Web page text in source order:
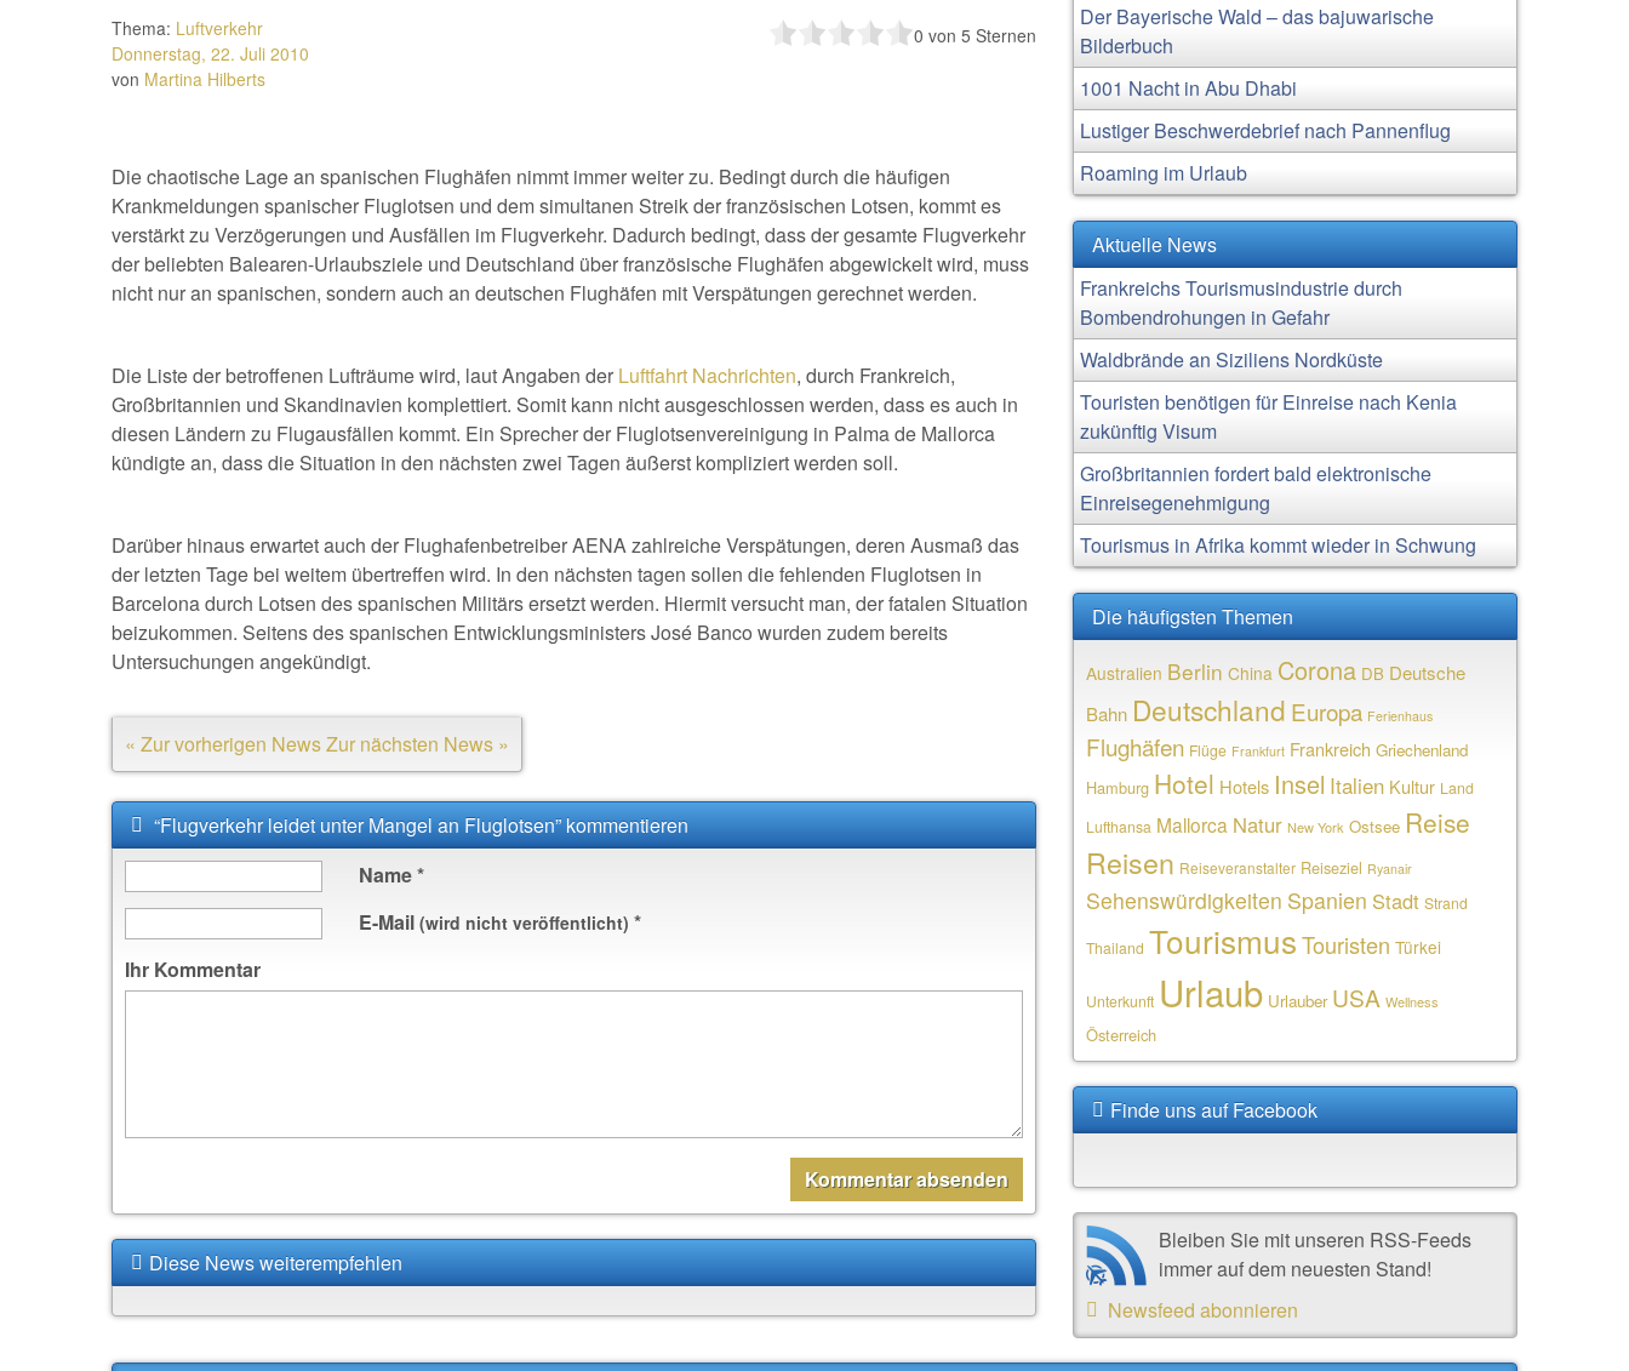
Thema: Luftverkehr
Donnerstag, 22. Juli 2010
von Martina Hilberts
0 von 5 Sternen
Die chaotische Lage an spanischen Flughäfen nimmt immer weiter zu. Bedingt durch die häufigen
Krankmeldungen spanischer Fluglotsen und dem simultanen Streik der französischen Lotsen, kommt es
verstärkt zu Verzögerungen und Ausfällen im Flugverkehr. Dadurch bedingt, dass der gesamte Flugverkehr
der beliebten Balearen-Urlaubsziele und Deutschland über französische Flughäfen abgewickelt wird, muss
nicht nur an spanischen, sondern auch an deutschen Flughäfen mit Verspätungen gerechnet werden.
Die Liste der betroffenen Lufträume wird, laut Angaben der Luftfahrt Nachrichten, durch Frankreich,
Großbritannien und Skandinavien komplettiert. Somit kann nicht ausgeschlossen werden, dass es auch in
diesen Ländern zu Flugausfällen kommt. Ein Sprecher der Fluglotsenvereinigung in Palma de Mallorca
kündigte an, dass die Situation in den nächsten zwei Tagen äußerst kompliziert werden soll.
Darüber hinaus erwartet auch der Flughafenbetreiber AENA zahlreiche Verspätungen, deren Ausmaß das
der letzten Tage bei weitem übertreffen wird. In den nächsten tagen sollen die fehlenden Fluglotsen in
Barcelona durch Lotsen des spanischen Militärs ersetzt werden. Hiermit versucht man, der fatalen Situation
beizukommen. Seitens des spanischen Entwicklungsministers José Banco wurden zudem bereits
Untersuchungen angekündigt.
« Zur vorherigen NewsZur nächsten News »
“Flugverkehr leidet unter Mangel an Fluglotsen” kommentieren
Name*
E-Mail (wird nicht veröffentlicht) *
Ihr Kommentar
Diese News weiterempfehlen
Der Bayerische Wald – das bajuwarische
Bilderbuch
1001 Nacht in Abu Dhabi
Lustiger Beschwerdebrief nach Pannenflug
Roaming im Urlaub
Aktuelle News
Frankreichs Tourismusindustrie durch
Bombendrohungen in Gefahr
Waldbrände an Siziliens Nordküste
Touristen benötigen für Einreise nach Kenia
zukünftig Visum
Großbritannien fordert bald elektronische
Einreisegenehmigung
Tourismus in Afrika kommt wieder in Schwung
Die häufigsten Themen
Australien Berlin China Corona DB Deutsche
Bahn Deutschland Europa Ferienhaus
Flughäfen Flüge Frankfurt Frankreich Griechenland
Hamburg Hotel Hotels Insel Italien Kultur Land
Lufthansa Mallorca Natur New York Ostsee Reise
Reisen Reiseveranstalter Reiseziel Ryanair
Sehenswürdigkeiten Spanien Stadt Strand
Thailand Tourismus Touristen Türkei
Unterkunft Urlaub Urlauber USA Wellness
Österreich
Finde uns auf Facebook
Bleiben Sie mit unseren RSS-Feeds
immer auf dem neuesten Stand!
Newsfeed abonnieren